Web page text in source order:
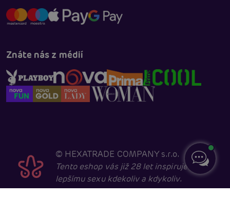
Znáte nás z médií
© HEXATRADE COMPANY s.r.o.
Tento eshop vás již 28 let inspiruje k
lepšímu sexu kdekoliv a kdykoliv.